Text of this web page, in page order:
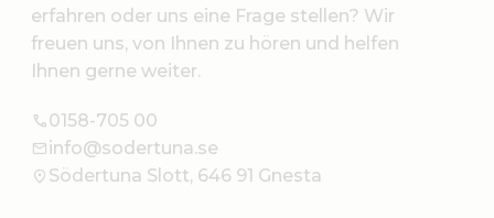
erfahren oder uns eine Frage stellen? Wir
freuen uns, von Ihnen zu hören und helfen
Ihnen gerne weiter.
0158-705 00
info@sodertuna.se
Södertuna Slott, 646 91 Gnesta